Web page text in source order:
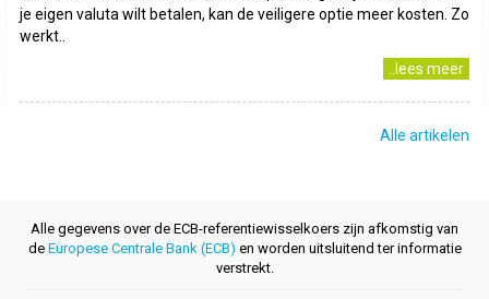
je eigen valuta wilt betalen, kan de veiligere optie meer kosten. Zo
werkt..
..lees meer
Alle artikelen
Alle gegevens over de ECB-referentiewisselkoers zijn afkomstig van
de Europese Centrale Bank (ECB) en worden uitsluitend ter informatie
verstrekt.